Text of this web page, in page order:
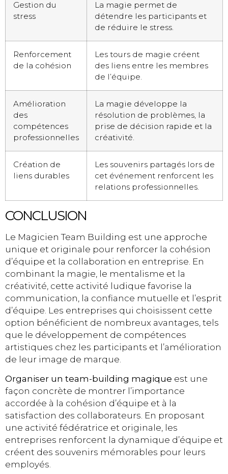
Gestion du
stress
La magie permet de
détendre les participants et
de réduire le stress.
Renforcement
de la cohésion
Les tours de magie créent
des liens entre les membres
de l’équipe.
Amélioration
des
compétences
professionnelles
La magie développe la
résolution de problèmes, la
prise de décision rapide et la
créativité.
Création de
liens durables
Les souvenirs partagés lors de
cet événement renforcent les
relations professionnelles.
CONCLUSION
Le Magicien Team Building est une approche
unique et originale pour renforcer la cohésion
d’équipe et la collaboration en entreprise. En
combinant la magie, le mentalisme et la
créativité, cette activité ludique favorise la
communication, la confiance mutuelle et l’esprit
d’équipe. Les entreprises qui choisissent cette
option bénéficient de nombreux avantages, tels
que le développement de compétences
artistiques chez les participants et l’amélioration
de leur image de marque.
Organiser un team-building magique est une
façon concrète de montrer l’importance
accordée à la cohésion d’équipe et à la
satisfaction des collaborateurs. En proposant
une activité fédératrice et originale, les
entreprises renforcent la dynamique d’équipe et
créent des souvenirs mémorables pour leurs
employés.